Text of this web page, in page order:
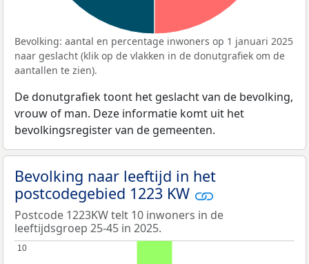
Bevolking: aantal en percentage inwoners op 1 januari 2025
naar geslacht (klik op de vlakken in de donutgrafiek om de
aantallen te zien).
De donutgrafiek toont het geslacht van de bevolking,
vrouw of man. Deze informatie komt uit het
bevolkingsregister van de gemeenten.
Bevolking naar leeftijd in het
postcodegebied 1223 KW
Postcode 1223KW telt 10 inwoners in de
leeftijdsgroep 25-45 in 2025.
10
10